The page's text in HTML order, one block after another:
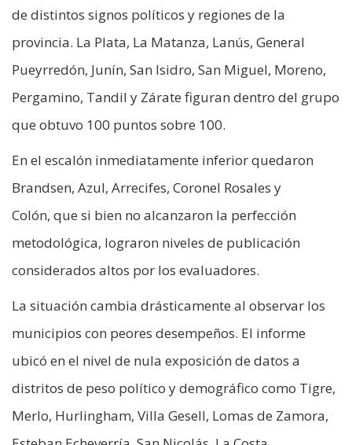
de distintos signos políticos y regiones de la
provincia. La Plata, La Matanza, Lanús, General
Pueyrredón, Junín, San Isidro, San Miguel, Moreno,
Pergamino, Tandil y Zárate figuran dentro del grupo
que obtuvo 100 puntos sobre 100.
En el escalón inmediatamente inferior quedaron
Brandsen, Azul, Arrecifes, Coronel Rosales y
Colón, que si bien no alcanzaron la perfección
metodológica, lograron niveles de publicación
considerados altos por los evaluadores.
La situación cambia drásticamente al observar los
municipios con peores desempeños. El informe
ubicó en el nivel de nula exposición de datos a
distritos de peso político y demográfico como Tigre,
Merlo, Hurlingham, Villa Gesell, Lomas de Zamora,